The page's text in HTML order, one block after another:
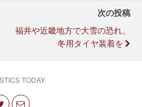
次の投稿
福井や近畿地方で大雪の恐れ、
冬用タイヤ装着を
TODAY